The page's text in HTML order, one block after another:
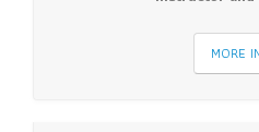
MORE